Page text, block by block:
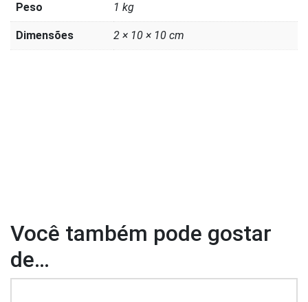
Peso 1 kg
Dimensões 2 × 10 × 10 cm
Você também pode gostar
de…